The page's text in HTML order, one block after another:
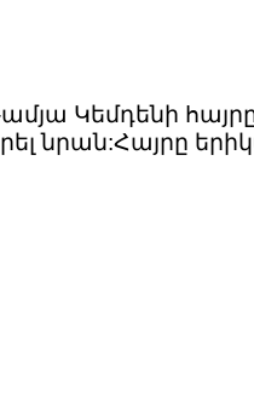
ամյա Կեմդենի
նրան:Հայրը